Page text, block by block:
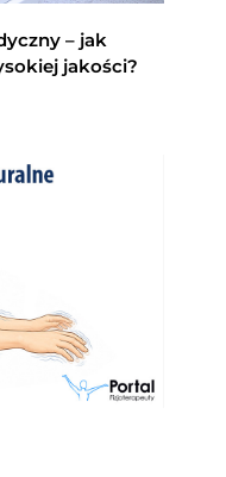
– jak
jakości?